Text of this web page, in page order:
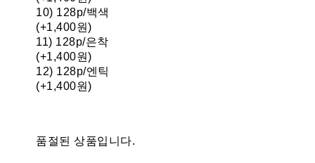
10) 128p/백색
(+1,400원)
11) 128p/은착
(+1,400원)
12) 128p/엔틱
(+1,400원)
품절된 상품입니다.